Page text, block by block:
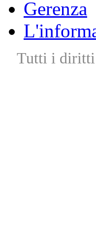
Gerenza
Tutti i diritti